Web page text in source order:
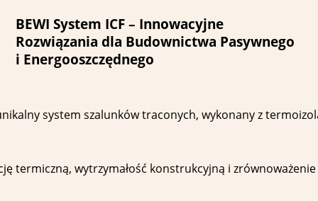
BEWI System ICF – Innowacyjne
Rozwiązania dla Budownictwa Pasywnego
i Energooszczędnego
system szalunków traconych, wykonany z
wytrzymałość konstrukcyjną i